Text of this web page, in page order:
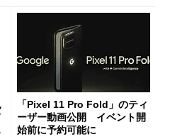
「Pixel 11 Pro Fold」のティ
ーザー動画公開 イベント開
始前に予約可能に